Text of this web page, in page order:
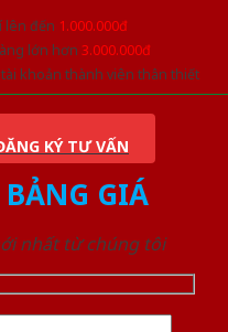
lên đến 1.000.000đ
lớn hơn 3.000.000đ
khoản thành viên thân thiết
KÝ TƯ VẤN
GIÁ
nhất từ chúng tôi